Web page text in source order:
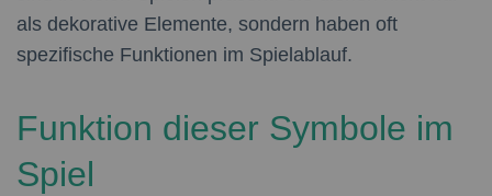
als dekorative Elemente, sondern haben oft
spezifische Funktionen im Spielablauf.
Funktion dieser Symbole im
Spiel